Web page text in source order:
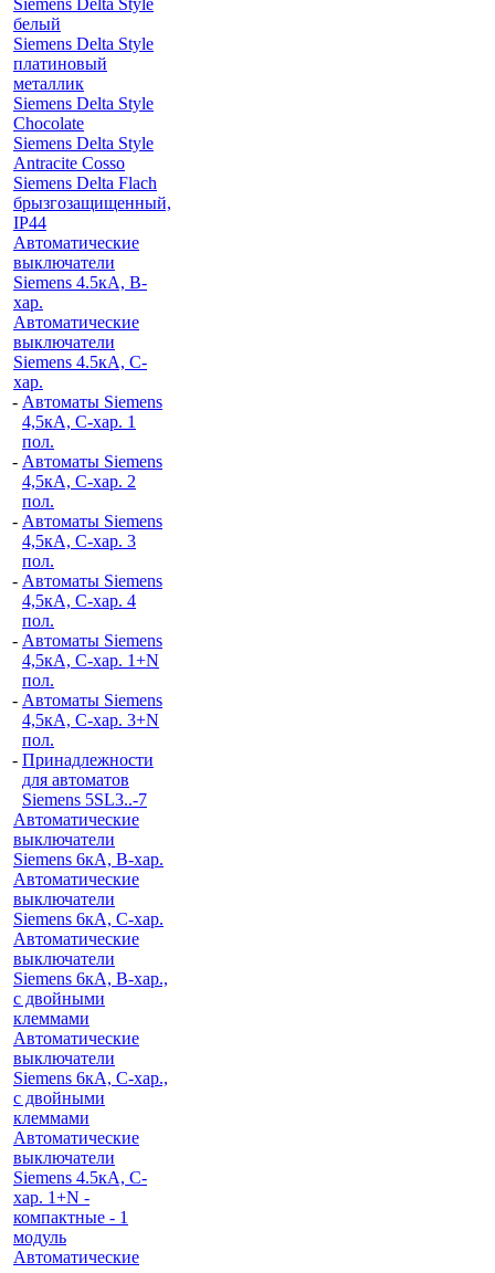
Siemens Delta Style
белый
Siemens Delta Style
платиновый
металлик
Siemens Delta Style
Chocolate
Siemens Delta Style
Antracite Cosso
Siemens Delta Flach
брызгозащищенный,
IP44
Автоматические
выключатели
Siemens 4.5кА, B-
хар.
Автоматические
выключатели
Siemens 4.5кА, C-
хар.
- Автоматы Siemens
4,5кА, C-хар. 1
пол.
- Автоматы Siemens
4,5кА, C-хар. 2
пол.
- Автоматы Siemens
4,5кА, C-хар. 3
пол.
- Автоматы Siemens
4,5кА, C-хар. 4
пол.
- Автоматы Siemens
4,5кА, C-хар. 1+N
пол.
- Автоматы Siemens
4,5кА, C-хар. 3+N
пол.
- Принадлежности
для автоматов
Siemens 5SL3..-7
Автоматические
выключатели
Siemens 6кА, B-хар.
Автоматические
выключатели
Siemens 6кА, С-хар.
Автоматические
выключатели
Siemens 6кА, B-хар.,
с двойными
клеммами
Автоматические
выключатели
Siemens 6кА, C-хар.,
с двойными
клеммами
Автоматические
выключатели
Siemens 4.5кА, C-
хар. 1+N -
компактные - 1
модуль
Автоматические